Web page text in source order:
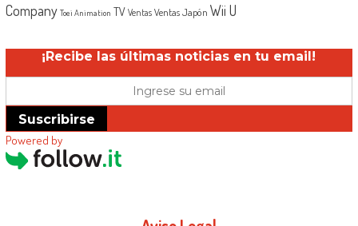
Company Toei Animation TV Ventas Ventas Japón Wii U
¡Recibe las últimas noticias en tu email!
Suscribirse
Powered by